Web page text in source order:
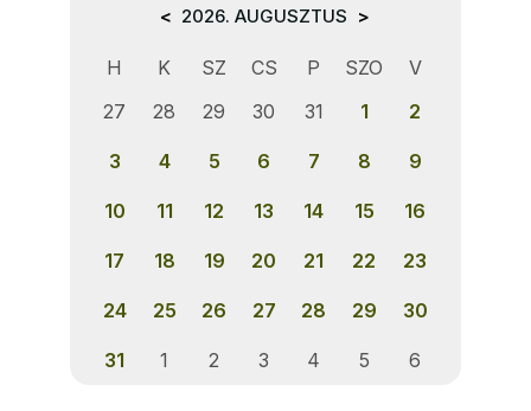
< 2026. AUGUSZTUS >
H K SZ CS P SZO
V
27
28 29 30 31 1 2
3 4 5 6 7 8 9
10 11 12 13 14 15 16
17 18 19 20 21 22 23
24 25 26 27 28 29 30
31 1 2 3 4 5 6